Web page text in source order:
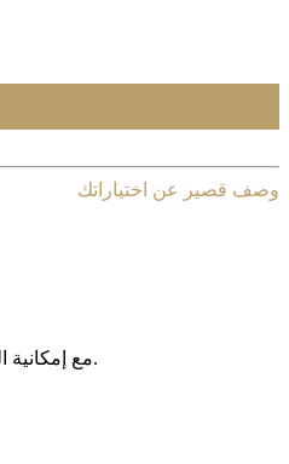
وصف قصير عن اختياراتك
مع إمکانیة التسوق المباشر فی دبی، والتوصیل المجانی داخل الإمارات العربیة المتحدة، وخدمة الشحن الدولی إلى أکثر من 130 دولة حول العالم، نوفر لکم تجربة تسوق آمنة وبدون حدود.